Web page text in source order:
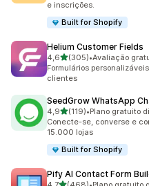
e inscrições.
Built for Shopify
Helium Customer Fields
4,6de 5 estrelas
(305)
305 avaliações ao todo
•Avaliação
Formulários
clientes
SeedGrow WhatsApp
4,9de 5 estrelas
(119)
119 avaliações ao todo
•Plano gratuito
Conecte-se, converse e
15.000 lojas
Built for Shopify
Pify AI Contact Form
de 5 estrelas